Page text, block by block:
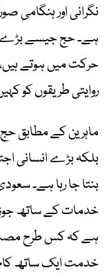
نگرانی اور ہنگامی
ہے۔ حج جیسے بڑے
حرکت میں ہوتے
روایتی طریقوں کو
بلکہ بڑے انسانی
بنتا جا رہا ہے۔
خدمات کے ساتھ
ہے کہ کس طرح
خدمت ایک ساتھ